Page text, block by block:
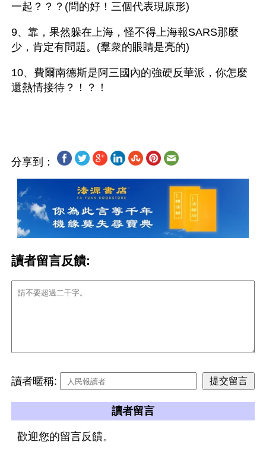
一起？？？(問的好！三個代表現原形)
9、靠，果然躲在上海，怪不得上海報SARS那麼
少，肯定有問題。(羣衆的眼睛是亮的)
10、費爾南德斯是阿三國內的強硬反華派，你怎麼
還熱情接待？！？！
分享到：
讀者留言反饋:
讀者暱稱:
讀者留言
歡迎您的留言反饋。